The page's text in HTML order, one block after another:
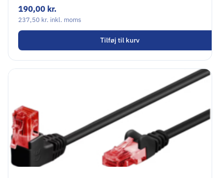
190,00 kr.
237,50 kr. inkl. moms
Tilføj til kurv